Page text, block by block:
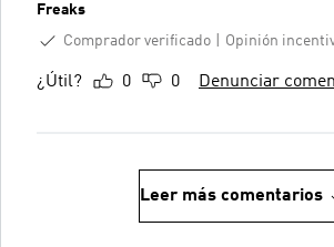
Freaks
Comprador verificado
Opinión
¿Útil? 0 0 Denunciar
Leer más comentarios